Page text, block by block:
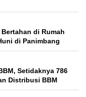
di Rumah
di Panimbang
Setidaknya 786
Distribusi BBM